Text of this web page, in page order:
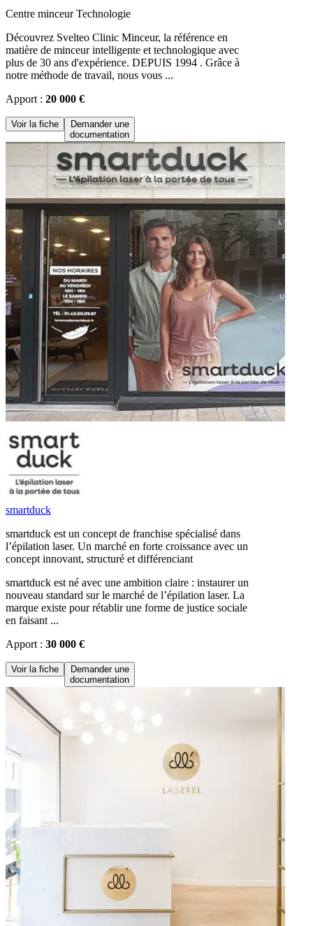
Centre minceur Technologie
Découvrez Svelteo Clinic Minceur, la référence en
matière de minceur intelligente et technologique avec
plus de 30 ans d'expérience. DEPUIS 1994 . Grâce à
notre méthode de travail, nous vous ...
Apport : 20 000 €
Voir la fiche
Demander une
documentation
smartduck
smartduck est un concept de franchise spécialisé dans
l’épilation laser. Un marché en forte croissance avec un
concept innovant, structuré et différenciant
smartduck est né avec une ambition claire : instaurer un
nouveau standard sur le marché de l’épilation laser. La
marque existe pour rétablir une forme de justice sociale
en faisant ...
Apport : 30 000 €
Voir la fiche
Demander une
documentation